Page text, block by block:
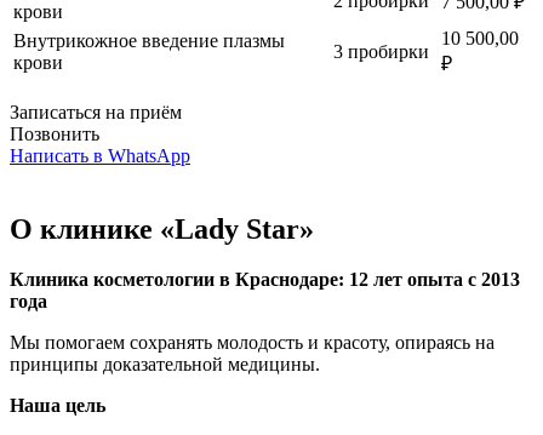
крови
Внутрикожное введение плазмы
крови
3 пробирки
10 500,00
₽
Записаться на приём
Позвонить
Написать в WhatsApp
О клинике «Lady Star»
Клиника косметологии в Краснодаре: 12 лет опыта с 2013
года
Мы помогаем сохранять молодость и красоту, опираясь на
принципы доказательной медицины.
Наша цель